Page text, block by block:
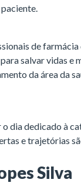
de farmácia
salvar vidas e
da área da
dia dedicado à
e trajetórias
Silva